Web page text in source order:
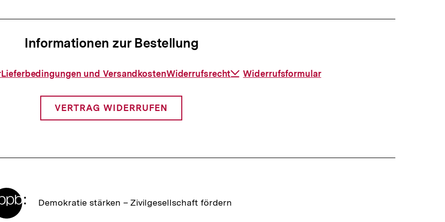
Informationen zur Bestellung
Informationen
zur
Lieferbedingungen und VersandkostenWiderrufsrecht
Download-
Widerrufsformular
VERTRAG WIDERRUFEN
Startseite
Demokratie stärken – Zivilgesellschaft fördern